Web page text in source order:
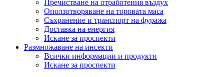
Пречистване на отработения въздух
Оползотворяване на торовата маса
Съхранение и транспорт на фуража
Доставка на енергия
Искане за проспекти
Размножаване на инсекти
Всички информации и продукти
Искане за проспекти